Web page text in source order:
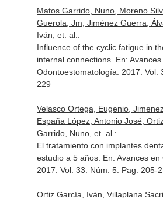
Matos Garrido, Nuno, Moreno
Guerola, Jm, Jiménez Guerra,
Iván, et. al.:
Influence of the cyclic fatigue in
internal connections. En: Avances
Odontoestomatología . 2017.
229
Velasco Ortega, Eugenio,
España López, Antonio José,
Garrido, Nuno, et. al.:
El tratamiento con implantes
estudio a 5 años. En: Avances
2017. Vol. 33. Núm. 5. Pag. 205-
Ortiz García, Iván, Villaplana